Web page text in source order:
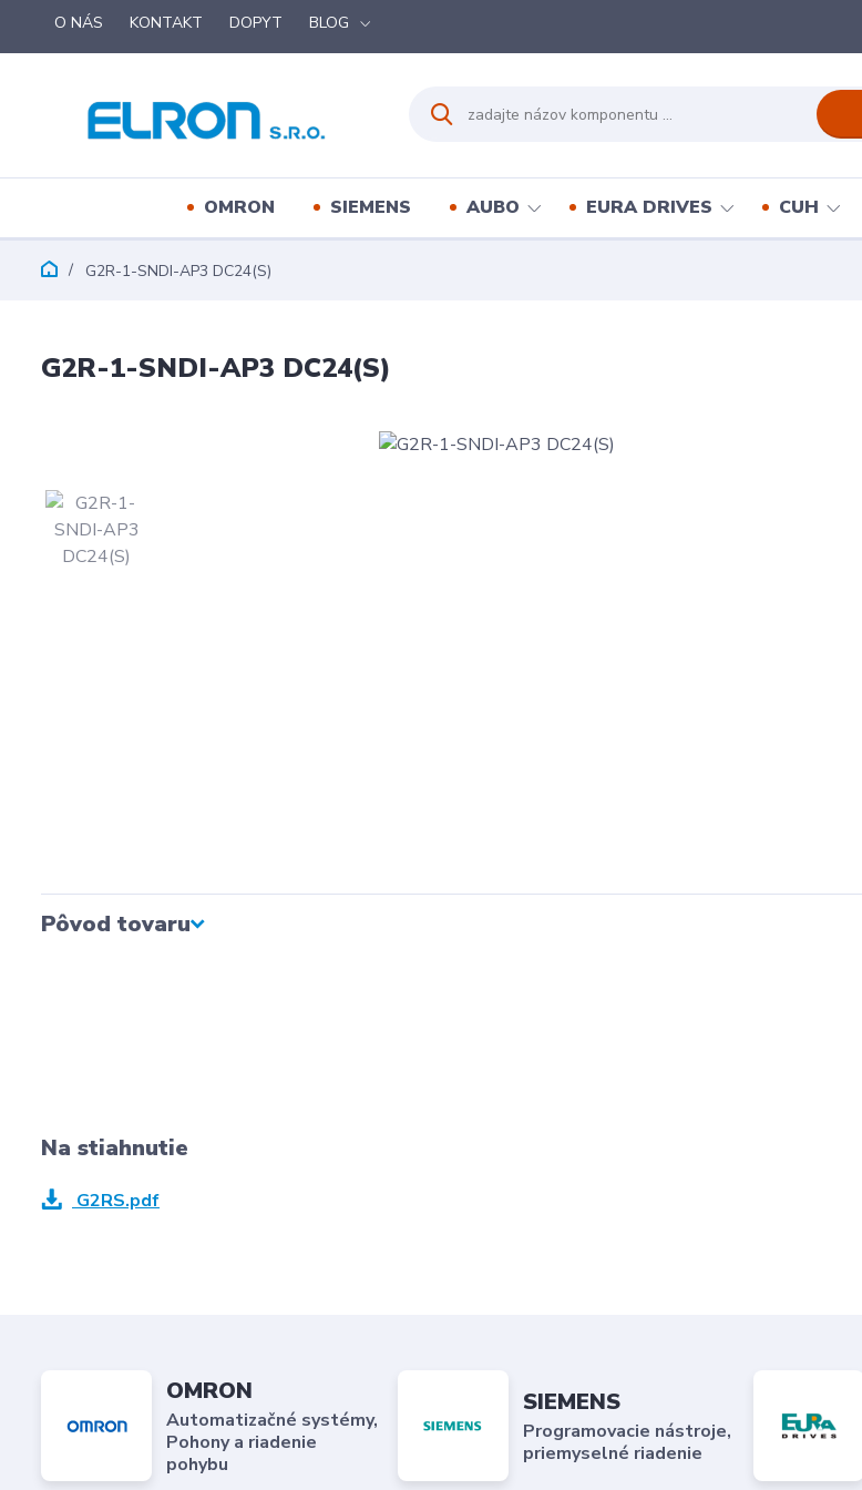
O NÁS KONTAKT DOPYT BLOG
OMRON SIEMENS AUBO EURA DRIVES CUH
G2R-1-SNDI-AP3 DC24(S)
G2R-1-SNDI-AP3 DC24(S)
Pôvod tovaru
Na stiahnutie
G2RS.pdf
OMRON
Automatizačné systémy,
Pohony a riadenie
pohybu
SIEMENS
Programovacie nástroje,
priemyselné riadenie